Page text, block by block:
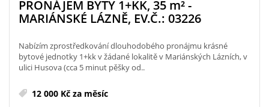
PRONÁJEM BYTY 1+KK, 35 m²-
MARIÁNSKÉ LÁZNĚ, EV.Č.: 03226
Nabízím zprostředkování dlouhodobého pronájmu krásné
bytové jednotky 1+kk v žádané lokalitě v Mariánských Lázních, v
ulici Husova (cca 5 minut pěšky od..
12 000 Kč za měsíc